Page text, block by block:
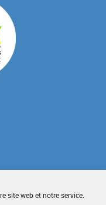
site web et notre service.